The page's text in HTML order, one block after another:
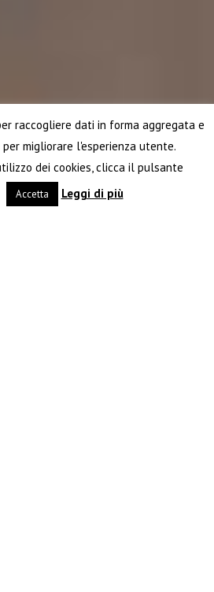
raccogliere dati in forma aggregata e
migliorare l'esperienza utente.
dei cookies, clicca il pulsante
Accetta Leggi di più